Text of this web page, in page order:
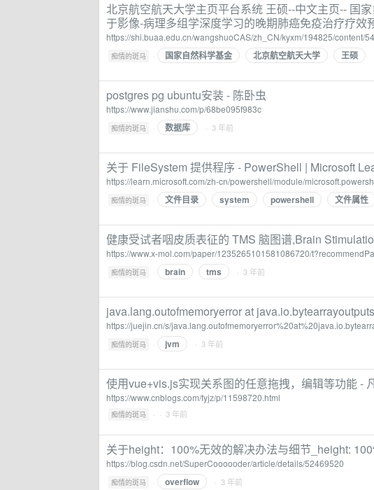
北京航空航天大学主页平台系统 王硕--中文主页-- 国
于影像-病理多组学深度学习的晚期肺癌免疫治疗疗效
https://shi.buaa.edu.cn/wangshuoCAS/zh_CN/kyxm/194825/content/
痴情的斑马 · 国家自然科学基金 北京航空航天大学 王硕
postgres pg ubuntu安装 - 陈卧虫
https://www.jianshu.com/p/68be095f983c
痴情的斑马 · 数据库 · 3 年前
关于 FileSystem 提供程序 - PowerShell | Microsoft
https://learn.microsoft.com/zh-cn/powershell/module/
痴情的斑马 · 文件目录 system powershell 文件属性
健康受试者咽皮质表征的 TMS 脑图谱,Brain
https://www.x-mol.com/paper/1235265101581086720/
痴情的斑马 · brain tms · 3 年前
java.lang.outofmemoryerror at
https://juejin.cn/s/
痴情的斑马 · jvm · 3 年前
使用vue+vis.js实现关系图的任意拖拽，编辑等功能 -
https://www.cnblogs.com/fyjz/p/11598720.html
痴情的斑马 · · 3 年前
关于height：100%无效的解决办法与细节_height:
https://blog.csdn.net/SuperCoooooder/article/details/52469520
痴情的斑马 · overflow · 3 年前